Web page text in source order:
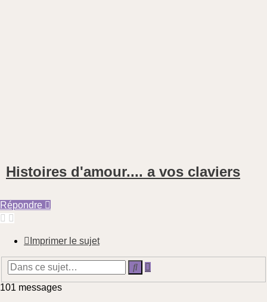
Histoires d'amour.... a vos claviers
Répondre
Imprimer le sujet
Rechercher
Recherche
avancée
101 messages